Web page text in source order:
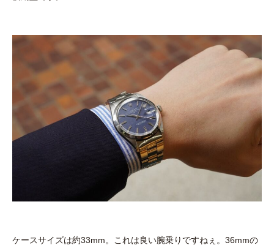
ケースサイズは約33mm。これは良い腕乗りですねぇ。36mmの